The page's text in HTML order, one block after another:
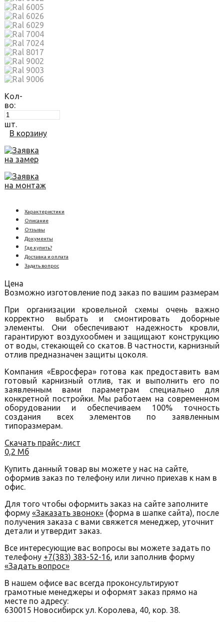
Кол-
во:
шт.
В корзину
Заявка
на замер
Заявка
на монтаж
Характеристики
Описание
Отзывы
Документы
Где купить?
Доставка и оплата
Задать вопрос
Цена
Возможно изготовление под заказ по вашим размерам
При организации кровельной схемы очень важно
корректно выбрать и смонтировать доборные
элементы. Они обеспечивают надежность кровли,
гарантируют воздухообмен и защищают конструкцию
от воды, стекающей со скатов. В частности, карнизный
отлив предназначен защиты цоколя.
Компания «Евросфера» готова как предоставить вам
готовый карнизный отлив, так и выполнить его по
заявленным вами параметрам специально для
конкретной постройки. Мы работаем на современном
оборудовании и обеспечиваем 100% точность
создания всех элементов по заявленным
типоразмерам.
Скачать прайс-лист
0,2 Мб
Купить данный товар вы можете у нас на сайте,
оформив заказ по телефону или лично приехав к нам в
офис.
Для того чтобы оформить заказ на сайте заполните
форму «Заказать звонок» (форма в шапке сайта), после
получения заказа с вами свяжется менеджер, уточнит
детали и утвердит заказ.
Все интересующие вас вопросы вы можете задать по
телефону +7(383) 383-52-16, или заполнив форму
«Задать вопрос»
В нашем офисе вас всегда проконсультируют
грамотные менеджеры и оформят заказ прямо на
месте по адресу:
630015 Новосибирск ул. Королева, 40, кор. 38.